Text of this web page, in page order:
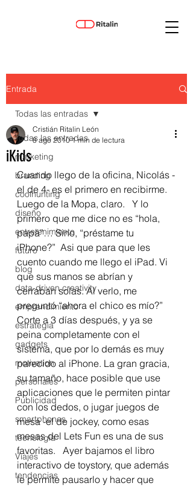
Entrada
Todas las entradas
marketing
branding
coolhunting
diseño
entretenimiento
futuro
blog
data-driven creativity
emprendimiento
estrategia
gadgets
motivation
personales
Publicidad
smartphones
tecnología
Viajes
tendencias
Todas las entradas
iKids
Cristián Ritalin León
8 ago 2010 1 min de lectura
Cuando llego de la oficina, Nicolás -
el de 4- es el primero en recibirme.
Luego de la Mopa, claro.   Y lo
primero que me dice no es “hola,
papá”… Sino, “préstame tu
iPhone?”  Asi que para que les
cuento cuando me llego el iPad. Vi
que sus manos se abrían y
cerraban solas. Al verlo, me
preguntó “ahora el chico es mío?”
Corte a 3 días después, y ya se
peina completamente con el
sistema, que por lo demás es muy
parecido al iPhone. La gran gracia,
su tamaño, hace posible que use
aplicaciones que le permiten pintar
con los dedos, o jugar juegos de
mesa -el de jockey, como esas
mesas del Lets Fun es una de sus
favoritas.   Ayer bajamos el libro
interactivo de toystory, que además
le permite pausarlo y hacer que